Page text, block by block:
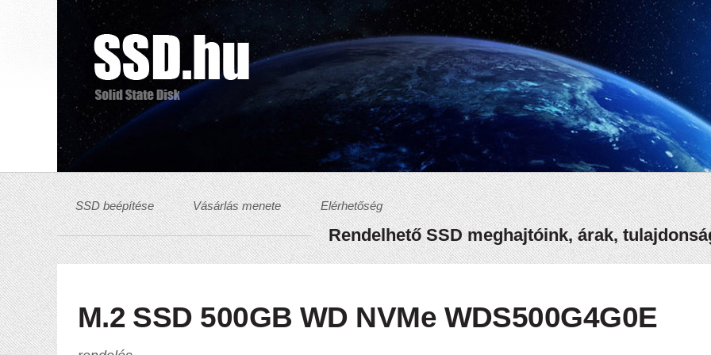
SSD beépítése Vásárlás menete Elérhetőség
Rendelhető SSD meghajtóink, árak,
M.2 SSD 500GB WD NVMe WDS500G4G0E